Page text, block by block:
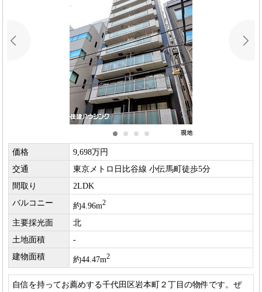
価格
9,698万円
交通
東京メトロ日比谷線 小伝馬町徒歩5分
間取り
2LDK
バルコニー
約4.96m2
主要採光面
北
土地面積
-
建物面積
約44.47m2
自信を持ってお薦めする千代田区岩本町２丁目の物件です。ぜ